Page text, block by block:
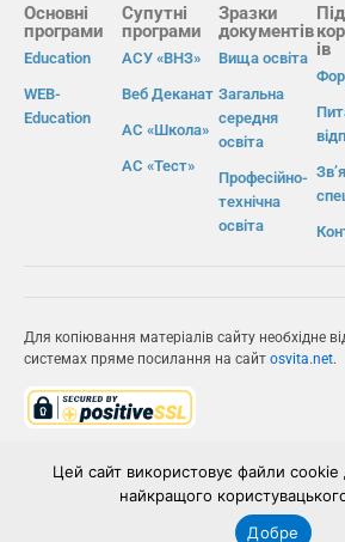
Основні
програми
Education
WEB-
Education
Супутні
програми
АСУ «ВНЗ»
Веб Деканат
АС «Школа»
АС «Тест»
Зразки
документів
Вища освіта
Загальна
середня
освіта
Професійно-
технічна
освіта
ів
Для копіювання матеріалів сайту необхідне
системах пряме посилання на сайт osvita.net.
ІВС «ОСВІТА»
Цей сайт використовує файли cookie
найкращого
Добре